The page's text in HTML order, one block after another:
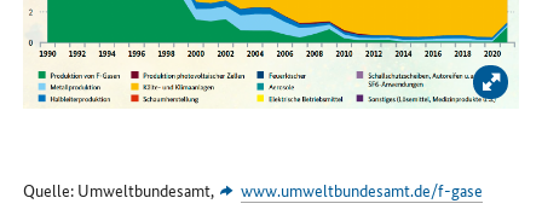
Bild
Quelle: Umweltbundesamt, www.umweltbundesamt.de/f-gase